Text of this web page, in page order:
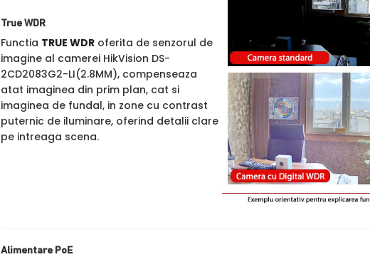
True WDR
Functia TRUE WDR oferita de senzorul de
imagine al camerei HikVision DS-
2CD2083G2-LI(2.8MM), compenseaza
atat imaginea din prim plan, cat si
imaginea de fundal, in zone cu contrast
puternic de iluminare, oferind detalii clare
pe intreaga scena.
Alimentare PoE